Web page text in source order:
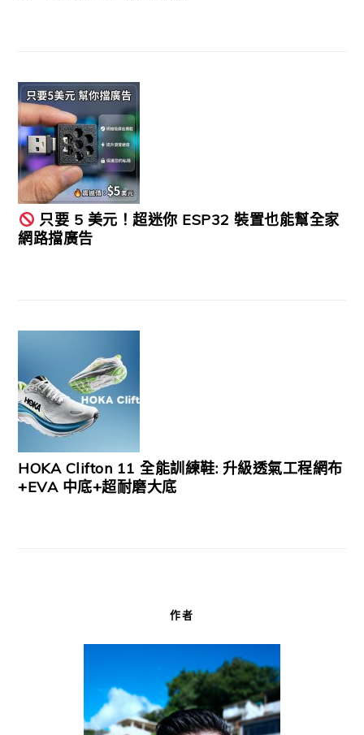
只要 5 美元！超迷你 ESP32 裝置也能幫全家
網路擋廣告
HOKA Clifton 11 全能訓練鞋: 升級透氣工程網布
+EVA 中底+超耐磨大底
作者